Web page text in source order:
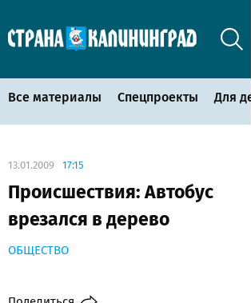
Все материалы Спецпроекты Для
13.01.2009 17:15
Происшествия: Автобус
врезался в дерево
ОБЩЕСТВО